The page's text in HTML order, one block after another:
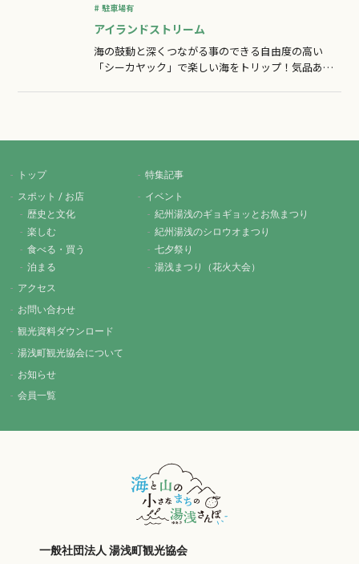
駐車場有
アイランドストリーム
海の鼓動と深くつながる事のできる自由度の高い
「シーカヤック」で楽しい海をトリップ！気品ある
トップ
スポット / お店
歴史と文化
楽しむ
食べる・買う
泊まる
特集記事
イベント
紀州湯浅のギョギョッとお魚まつり
紀州湯浅のシロウオまつり
七夕祭り
湯浅まつり（花火大会）
アクセス
お問い合わせ
観光資料ダウンロード
湯浅町観光協会について
お知らせ
会員一覧
一般社団法人 湯浅町観光協会